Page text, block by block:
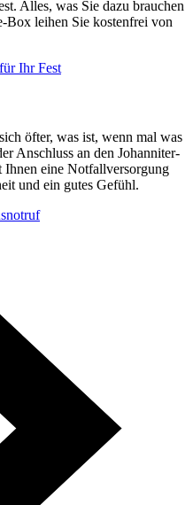
Alles, was Sie dazu brauchen
leihen Sie kostenfrei von
Ihr Fest
öfter, was ist, wenn mal was
Anschluss an den Johanniter-
Ihnen eine Notfallversorgung
und ein gutes Gefühl.